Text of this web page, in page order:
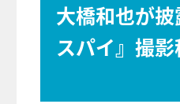
大橋和也が
スパイ』撮